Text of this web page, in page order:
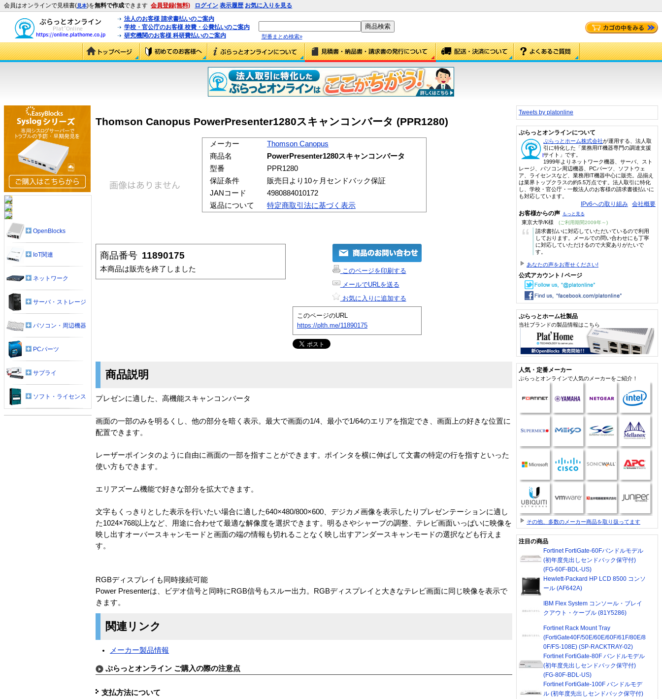
会員はオンラインで見積書(見本)を無料で作成できます 会員登録(無料) ログイン 表示履歴 お気に入りを見る
法人のお客様 請求書払いのご案内
学校・官公庁のお客様 校費・公費払いのご案内
研究機関のお客様 科研費払いのご案内
型番まとめ検索»
Thomson Canopus PowerPresenter1280スキャンコンバータ (PPR1280)
メーカー
Thomson Canopus
商品名
PowerPresenter1280スキャンコンバータ
型番
PPR1280
保証条件
販売日より10ヶ月センドバック保証
JANコード
4980884010172
返品について
特定商取引法に基づく表示
商品番号 11890175
本商品は販売を終了しました
このページを印刷する
メールでURLを送る
お気に入りに追加する
このページのURL
https://plth.me/11890175
商品説明
プレゼンに適した、高機能スキャンコンバータ
画面の一部のみを明るくし、他の部分を暗く表示。最大で画面の1/4、最小で1/64のエリアを指定でき、画面上の好きな位置に
配置できます。
レーザーポインタのように自由に画面の一部を指すことができます。ポインタを横に伸ばして文書の特定の行を指すといった
使い方もできます。
エリアズーム機能で好きな部分を拡大できます。
文字もくっきりとした表示を行いたい場合に適した640×480/800×600、デジカメ画像を表示したりプレゼンテーションに適し
た1024×768以上など、用途に合わせて最適な解像度を選択できます。明るさやシャープの調整、テレビ画面いっぱいに映像を
映し出すオーバースキャンモードと画面の端の情報も切れることなく映し出すアンダースキャンモードの選択なども行えま
す。
RGBディスプレイも同時接続可能
Power Presenterは、ビデオ信号と同時にRGB信号もスルー出力。RGBディスプレイと大きなテレビ画面に同じ映像を表示で
きます。
関連リンク
メーカー製品情報
ぷらっとオンライン ご購入の際の注意点
支払方法について
OpenBlocks
IoT関連
ネットワーク
サーバ・ストレージ
パソコン・周辺機器
PCパーツ
サプライ
ソフト・ライセンス
Tweets by platonline
ぷらっとオンラインについて
ぷらっとホーム株式会社が運用する、法人取
引に特化した「業務用IT機器専門の調達支援
サイト」です。
1999年よりネットワーク機器、サーバ、スト
レージ、パソコン周辺機器、PCパーツ、ソフトウェ
ア、ライセンスなど、業務用IT機器中心に販売。品揃え
は業界トップクラスの約5.5万点です。法人取引に特化
し、学校・官公庁・一般法人のお客様の請求書後払いに
も対応しています。
IPv6への取り組み 会社概要
お客様からの声 もっと見る
東京大学/K様 (ご利用期間2009年～)
“
請求書払いに対応していただいているので利用
しております。メールでの問い合わせにも丁寧
に対応していただけるので大変ありがたいで
す。
あなたの声をお寄せください!
公式アカウント / ページ
ぷらっとホーム社製品
当社ブランドの製品情報はこちら
人気・定番メーカー
ぷらっとオンラインで人気のメーカーをご紹介！
その他、多数のメーカー商品を取り扱ってます
注目の商品
Fortinet FortiGate-60Fバンドルモデル
(初年度先出しセンドバック保守付)
(FG-60F-BDL-US)
Hewlett-Packard HP LCD 8500 コンソ
ール (AF642A)
IBM Flex System コンソール・ブレイ
クアウト・ケーブル (81Y5286)
Fortinet Rack Mount Tray
(FortiGate40F/50E/60E/60F/61F/80E/8
0F/FS-108E) (SP-RACKTRAY-02)
Fortinet FortiGate-80F バンドルモデル
(初年度先出しセンドバック保守付)
(FG-80F-BDL-US)
Fortinet FortiGate-100F バンドルモデ
ル (初年度先出しセンドバック保守付)